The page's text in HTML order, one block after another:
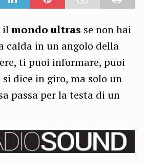
ilmondo ultras se non hai
calda in un angolo della
ti puoi informare, puoi
si dice in giro, ma solo un
passa per la testa di un